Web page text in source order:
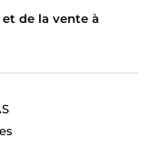
de la vente à